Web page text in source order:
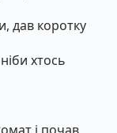
дав коротку
хтось